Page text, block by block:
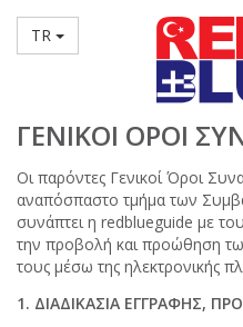
TR
ΓΕΝΙΚΟΙ ΟΡΟΙ
Οι παρόντες Γενικοί Όροι
αναπόσπαστο τμήμα των
συνάπτει η redblueguide με
την προβολή και προώθηση
τους μέσω της ηλεκτρονικής
1. ΔΙΑΔΙΚΑΣΙΑ ΕΓΓΡΑΦΗΣ,